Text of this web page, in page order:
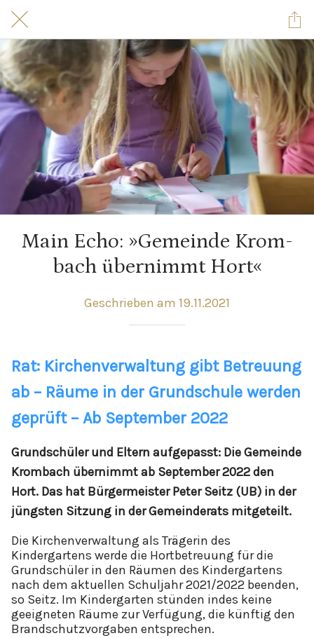
Main Echo: »Gemeinde Krom­
bach über­nimmt Hort«
Geschrieben am 19.11.2021
Rat: Kirchenverwaltung gibt Betreuung
ab – Räume in der Grundschule werden
geprüft – Ab September 2022
Grundschüler und Eltern aufgepasst: Die Gemeinde
Krombach übernimmt ab September 2022 den
Hort. Das hat Bürgermeister Peter Seitz (UB) in der
jüngsten Sitzung in der Gemeinderats mitgeteilt.
Die Kirchenverwaltung als Trägerin des
Kindergartens werde die Hortbetreuung für die
Grundschüler in den Räumen des Kindergartens
nach dem aktuellen Schuljahr 2021/2022 beenden,
so Seitz. Im Kindergarten stünden indes keine
geeigneten Räume zur Verfügung, die künftig den
Brandschutzvorgaben entsprechen.